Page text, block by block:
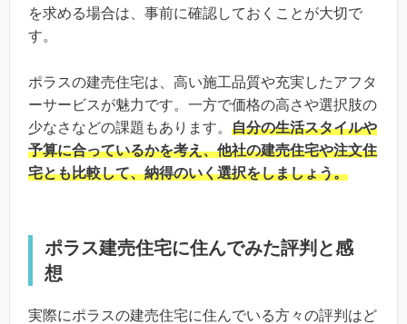
を求める場合は、事前に確認しておくことが大切で
す。
ポラスの建売住宅は、高い施工品質や充実したアフタ
ーサービスが魅力です。一方で価格の高さや選択肢の
少なさなどの課題もあります。 自分の生活スタイルや
予算に合っているかを考え、他社の建売住宅や注文住
宅とも比較して、納得のいく選択をしましょう。
ポラス建売住宅に住んでみた評判と感
想
実際にポラスの建売住宅に住んでいる方々の評判はど